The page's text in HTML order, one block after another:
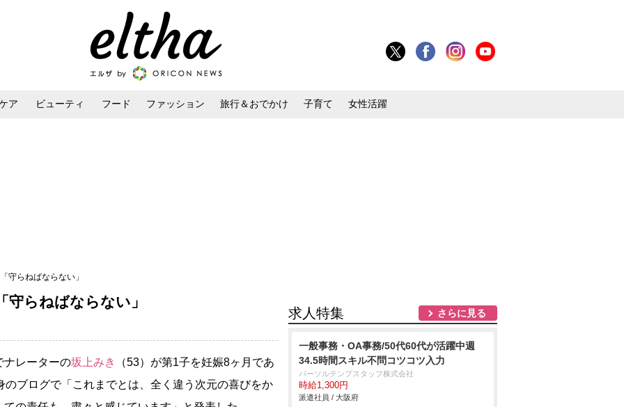
ア ビューティ フード ファッション 旅行＆おでかけ 子育て 女性活躍
守らねばならない」
守らねばならない」
レーターの坂上みき
（53）が第1子を妊娠8ヶ月であ
ブログで「これまでとは、全く違う次元の喜びをか
求人特集 さらに見る
一般事務・OA事務/50代60代が活躍中週
34.5時間スキル不問コツコツ入力
パーソルテンプスタッフ株式会社
時給1,300円
派遣社員 / 大阪府